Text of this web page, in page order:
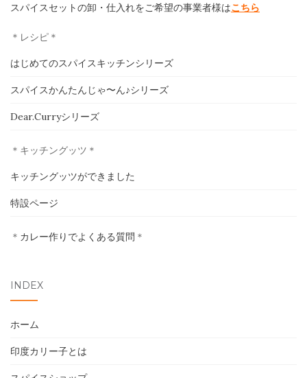
スパイスショップ
イベント
スパイスセットの卸・仕入れをご希望の事業者様はこちら
＊レシピ＊
はじめてのスパイスキッチンシリーズ
スパイスかんたんじゃ〜ん♪シリーズ
Dear.Curryシリーズ
＊キッチングッツ＊
キッチングッツができました
特設ページ
＊ カレー作りでよくある質問 ＊
INDEX
ホーム
印度カリー子とは